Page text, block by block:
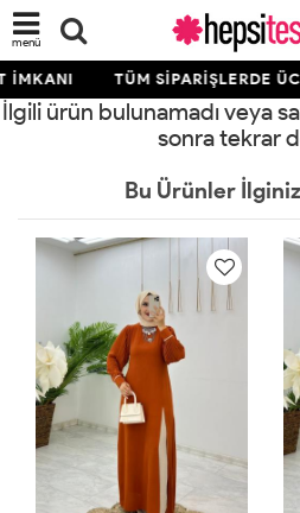
menü
İMKANI TÜM SİPARİŞLERDE
İlgili ürün bulunamadı veya
sonra tekrar
Bu Ürünler